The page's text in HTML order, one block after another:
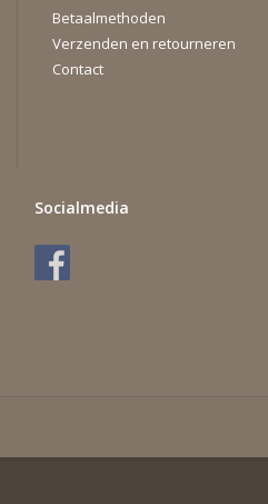
Betaalmethoden
Verzenden en retourneren
Contact
Socialmedia